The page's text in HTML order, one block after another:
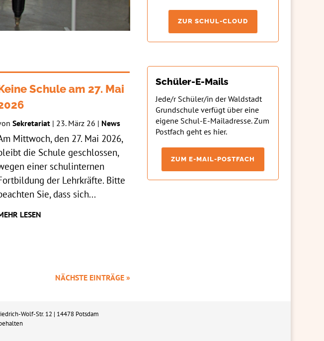
Schule am 27. Mai
Sekretariat| 23. März 26 | News
Mittwoch, den 27. Mai 2026,
die Schule geschlossen,
einer schulinternen
der Lehrkräfte. Bitte
Sie, dass sich...
LESEN
NÄCHSTE EINTRÄGE »
ZUR SCHUL-CLOUD
Schüler-E-Mails
Jede/r Schüler/in der Waldstadt
Grundschule verfügt über eine
eigene Schul-E-Mailadresse. Zum
Postfach geht es hier.
ZUM E-MAIL-POSTFACH
Wolf-Str. 12 | 14478 Potsdam